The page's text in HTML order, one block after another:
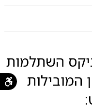
השתלמות
המובילות